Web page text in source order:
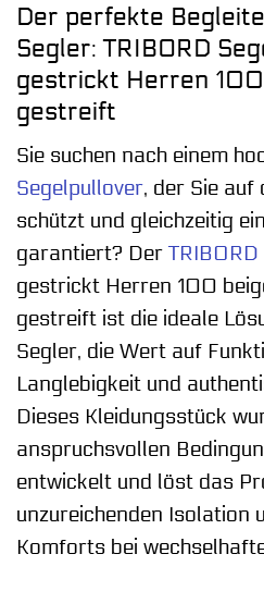
Der perfekte
Segler: TRIBORD
gestrickt Herren
gestreift
Sie suchen nach einem
Segelpullover, der Sie auf
schützt und gleichzeitig
garantiert? Der TRIBORD
gestrickt Herren 100
gestreift ist die ideale
Segler, die Wert auf
Langlebigkeit und
Dieses Kleidungsstück
anspruchsvollen
entwickelt und löst das
unzureichenden Isolation
Komforts bei